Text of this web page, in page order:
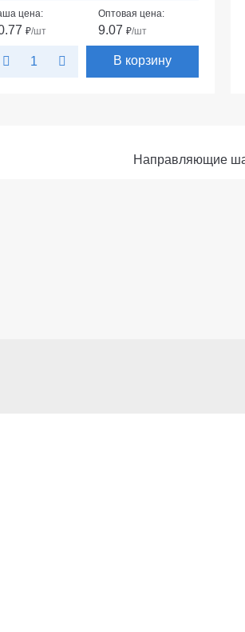
цена:
₽/шт
Оптовая цена:
9.07₽/шт
В корзину
Направляющие